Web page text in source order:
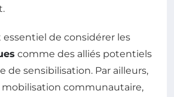
de considérer les
comme des alliés potentiels
de sensibilisation. Par ailleurs,
mobilisation communautaire,